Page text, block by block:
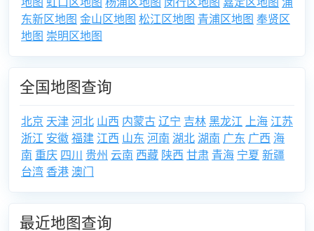
东新区地图 金山区地图 松江区地图 青浦区地图 奉贤区
地图 崇明区地图
全国地图查询
北京 天津河北 山西 内蒙古辽宁 吉林黑龙江 上海 江苏
浙江 安徽福建 江西 山东 河南 湖北湖南 广东 广西 海
南 重庆 四川 贵州 云南 西藏 陕西 甘肃 青海 宁夏 新疆
台湾 香港 澳门
最近地图查询